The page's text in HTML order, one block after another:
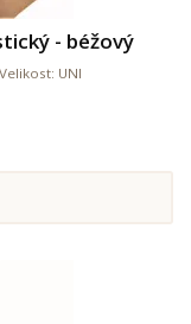
- béžový
UNI